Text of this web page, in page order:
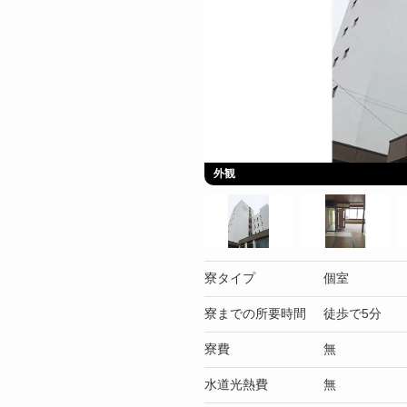
外観
寮タイプ 個室
寮までの所要時間 徒歩で5分
寮費 無
水道光熱費 無